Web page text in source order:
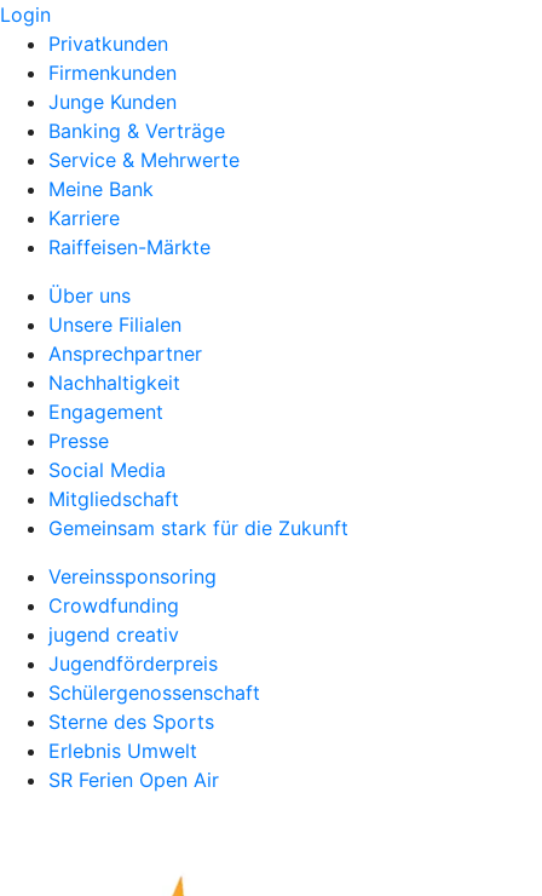
Login
Privatkunden
Firmenkunden
Junge Kunden
Banking & Verträge
Service & Mehrwerte
Meine Bank
Karriere
Raiffeisen-Märkte
Über uns
Unsere Filialen
Ansprechpartner
Nachhaltigkeit
Engagement
Presse
Social Media
Mitgliedschaft
Gemeinsam stark für die Zukunft
Vereinssponsoring
Crowdfunding
jugend creativ
Jugendförderpreis
Schülergenossenschaft
Sterne des Sports
Erlebnis Umwelt
SR Ferien Open Air